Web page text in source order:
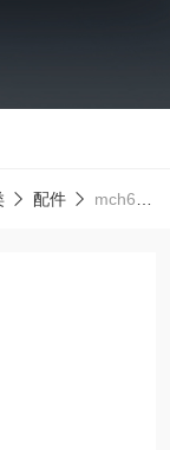
配件 mch6科尔奇空气充气泵配件橡胶管高压软管充气管